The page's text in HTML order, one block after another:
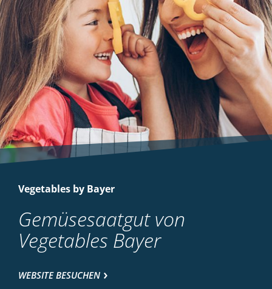
Vegetables by Bayer
Gemüsesaatgut von
Vegetables Bayer
WEBSITE BESUCHEN